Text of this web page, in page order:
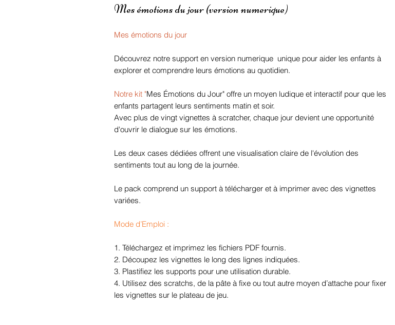
Mes émotions du jour (version numerique)
Mes émotions du jour
Découvrez notre support en version numerique unique pour aider les enfants à
explorer et comprendre leurs émotions au quotidien.
Notre kit "Mes Émotions du Jour" offre un moyen ludique et interactif pour que les
enfants partagent leurs sentiments matin et soir.
Avec plus de vingt vignettes à scratcher, chaque jour devient une opportunité
d'ouvrir le dialogue sur les émotions.
Les deux cases dédiées offrent une visualisation claire de l'évolution des
sentiments tout au long de la journée.
Le pack comprend un support à télécharger et à imprimer avec des vignettes
variées.
Mode d’Emploi :
1. Téléchargez et imprimez les fichiers PDF fournis.
2. Découpez les vignettes le long des lignes indiquées.
3. Plastifiez les supports pour une utilisation durable.
4. Utilisez des scratchs, de la pâte à fixe ou tout autre moyen d’attache pour fixer
les vignettes sur le plateau de jeu.